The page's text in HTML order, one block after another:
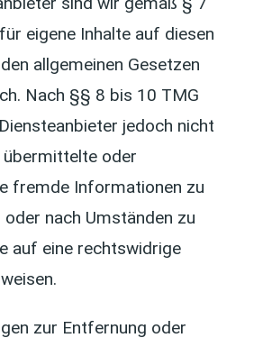
eigene Inhalte auf diesen
allgemeinen Gesetzen
Nach §§ 8 bis 10 TMG
jedoch nicht
oder
fremde Informationen zu
oder nach Umständen zu
auf eine rechtswidrige
zur Entfernung oder